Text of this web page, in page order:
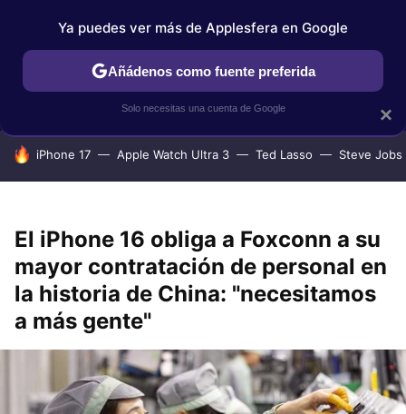
IPHONE TUTORIALES APPLESFERA SELECCIÓN
HOY SE HABLA DE
iPhone 17 Apple Watch Ultra 3 Ted Lasso Steve Jobs
El iPhone 16 obliga a Foxconn a su
mayor contratación de personal en
la historia de China: "necesitamos
a más gente"
×
Ya puedes ver más de Applesfera en Google
Añádenos como fuente preferida
Solo necesitas una cuenta de Google